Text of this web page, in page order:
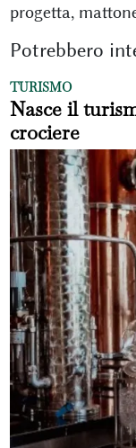
progetta,
Potrebbero
TURISMO
Nasce il
crociere